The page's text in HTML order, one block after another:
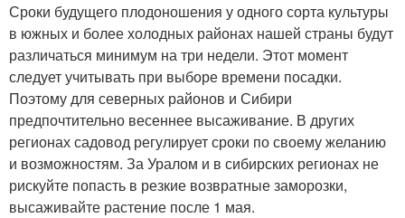
Сроки будущего плодоношения у одного сорта культуры
в южных и более холодных районах нашей страны будут
различаться минимум на три недели. Этот момент
следует учитывать при выборе времени посадки.
Поэтому для северных районов и Сибири
предпочтительно весеннее высаживание. В других
регионах садовод регулирует сроки по своему желанию
и возможностям. За Уралом и в сибирских регионах не
рискуйте попасть в резкие возвратные заморозки,
высаживайте растение после 1 мая.